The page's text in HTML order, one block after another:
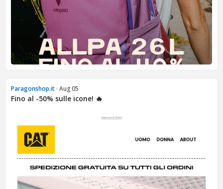
Paragonshop.it · Aug 05
Fino al -50% sulle icone! 🔥